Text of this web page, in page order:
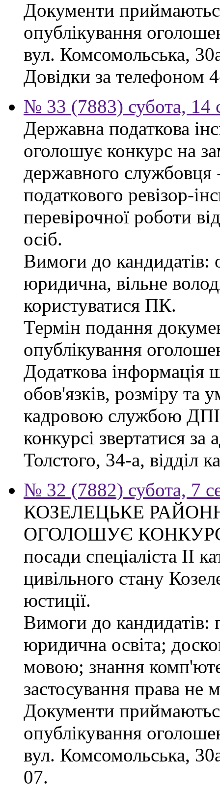
Документи
опублікування
вул. Комсомольська,
Довідки за телефоном
№ 33 (7883) субота, 14
Державна податкова
оголошує конкурс на
державного
податкового ревізор-
перевірочної роботи
осіб.
Вимоги до кандидатів:
юридична, вільне
користуватися ПК.
Термін подання
опублікування
Додаткова інформація
обов'язків, розміру та
кадровою службою
конкурсі звертатися
Толстого, 34-а, відділ
№ 32 (7882) субота, 7
КОЗЕЛЕЦЬКЕ
ОГОЛОШУЄ КОНКУРС
посади спеціаліста ІІ
цивільного стану
юстиції.
Вимоги до кандидатів:
юридична освіта;
мовою; знання
застосування права не
Документи
опублікування
вул. Комсомольська,
07.